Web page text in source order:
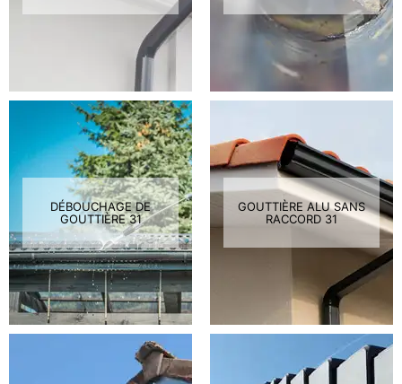
DÉBOUCHAGE DE
GOUTTIÈRE 31
GOUTTIÈRE ALU SANS
RACCORD 31